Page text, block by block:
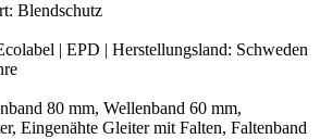
Blendschutz
| EPD | Herstellungsland: Schweden
80 mm, Wellenband 60 mm,
Eingenähte Gleiter mit Falten, Faltenband